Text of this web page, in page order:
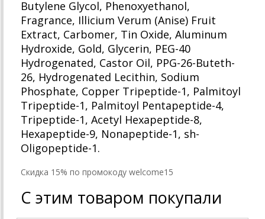
Butylene Glycol, Phenoxyethanol,
Fragrance, Illicium Verum (Anise) Fruit
Extract, Carbomer, Tin Oxide, Aluminum
Hydroxide, Gold, Glycerin, PEG-40
Hydrogenated, Castor Oil, PPG-26-Buteth-
26, Hydrogenated Lecithin, Sodium
Phosphate, Copper Tripeptide-1, Palmitoyl
Tripeptide-1, Palmitoyl Pentapeptide-4,
Tripeptide-1, Acetyl Hexapeptide-8,
Hexapeptide-9, Nonapeptide-1, sh-
Oligopeptide-1.
Cкидка 15% по промокоду welcome15
С этим товаром покупали